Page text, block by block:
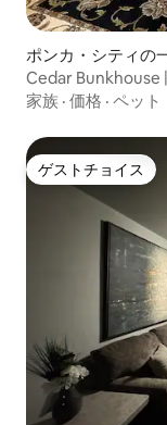
ポンカ・シティの
Cedar Bunkhouse
家族 · 価格 · ペット
ゲストチョイス
ゲストチョイス